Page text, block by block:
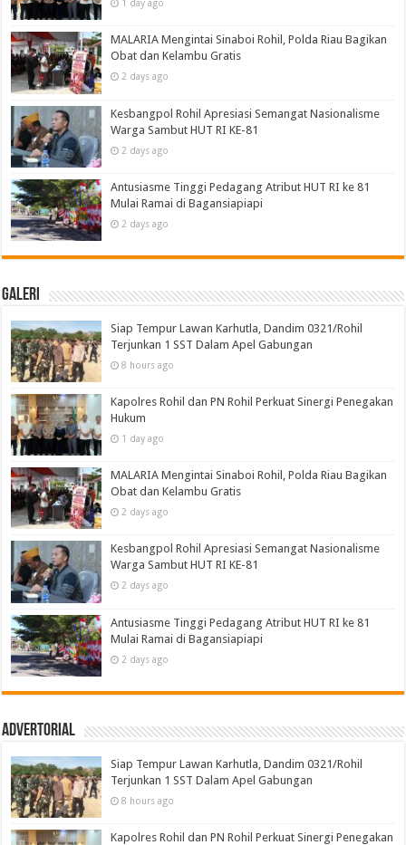
1 day ago
MALARIA Mengintai Sinaboi Rohil, Polda Riau Bagikan
Obat dan Kelambu Gratis
2 days ago
Kesbangpol Rohil Apresiasi Semangat Nasionalisme
Warga Sambut HUT RI KE-81
2 days ago
Antusiasme Tinggi Pedagang Atribut HUT RI ke 81
Mulai Ramai di Bagansiapiapi
2 days ago
Galeri
Siap Tempur Lawan Karhutla, Dandim 0321/Rohil
Terjunkan 1 SST Dalam Apel Gabungan
8 hours ago
Kapolres Rohil dan PN Rohil Perkuat Sinergi Penegakan
Hukum
1 day ago
MALARIA Mengintai Sinaboi Rohil, Polda Riau Bagikan
Obat dan Kelambu Gratis
2 days ago
Kesbangpol Rohil Apresiasi Semangat Nasionalisme
Warga Sambut HUT RI KE-81
2 days ago
Antusiasme Tinggi Pedagang Atribut HUT RI ke 81
Mulai Ramai di Bagansiapiapi
2 days ago
Advertorial
Siap Tempur Lawan Karhutla, Dandim 0321/Rohil
Terjunkan 1 SST Dalam Apel Gabungan
8 hours ago
Kapolres Rohil dan PN Rohil Perkuat Sinergi Penegakan